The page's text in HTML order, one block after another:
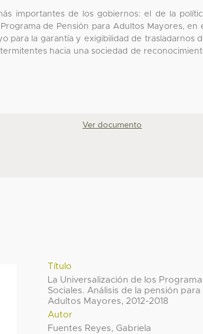
importantes de los gobiernos: el de la
de Pensión para Adultos Mayores, en
para la garantía y exigibilidad de trasladarnos
hacia una sociedad de
Ver documento
Título
La Universalización de los
Sociales. Análisis de la pensión para
Adultos Mayores, 2012-2018
Autor
Fuentes Reyes, Gabriela